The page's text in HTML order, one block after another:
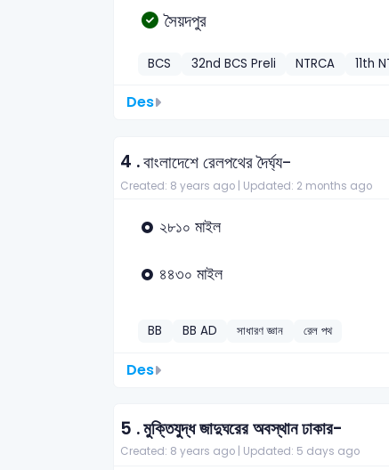
সৈয়দপুর
BCS 32nd BCS Preli NTRCA 11th
Des
4 .বাংলাদেশে রেলপথের দৈর্ঘ্য-
Created: 8 years ago | Updated: 2 months ago
২৮১০ মাইল
৪৪৩০ মাইল
BB BB AD সাধারণ জ্ঞান রেল পথ
Des
5 .মুক্তিযুদ্ধ জাদুঘরের অবস্থান ঢাকার-
Created: 8 years ago | Updated: 5 days ago